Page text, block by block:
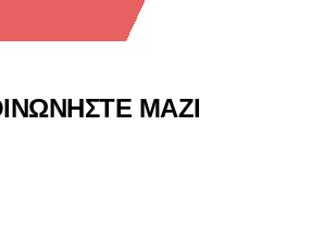
ΜΑΖΙ